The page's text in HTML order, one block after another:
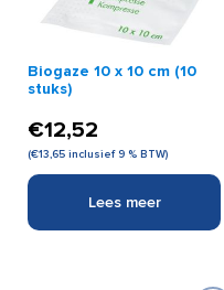
Biogaze 10 x 10 cm (10
stuks)
€12,52
(€13,65 inclusief 9 % BTW)
Lees meer